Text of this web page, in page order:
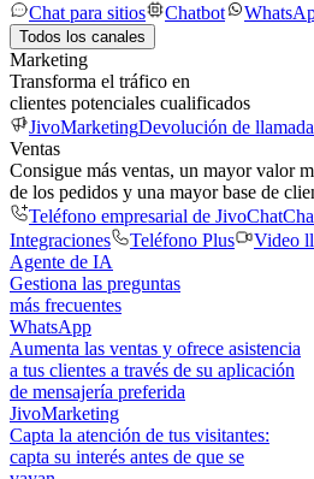
Chat para sitios
Chatbot
Todos los canales
Marketing
Transforma el tráfico en
clientes potenciales cualificados
JivoMarketingDevolución de
Ventas
Consigue más ventas, un mayor valor
de los pedidos y una mayor base de
Teléfono empresarial de JivoChat
Integraciones
Teléfono Plus Video
Agente de IA
Gestiona las preguntas
más frecuentes
WhatsApp
Aumenta las ventas y ofrece asistencia
a tus clientes a través de su aplicación
de mensajería preferida
JivoMarketing
Capta la atención de tus visitantes:
capta su interés antes de que se